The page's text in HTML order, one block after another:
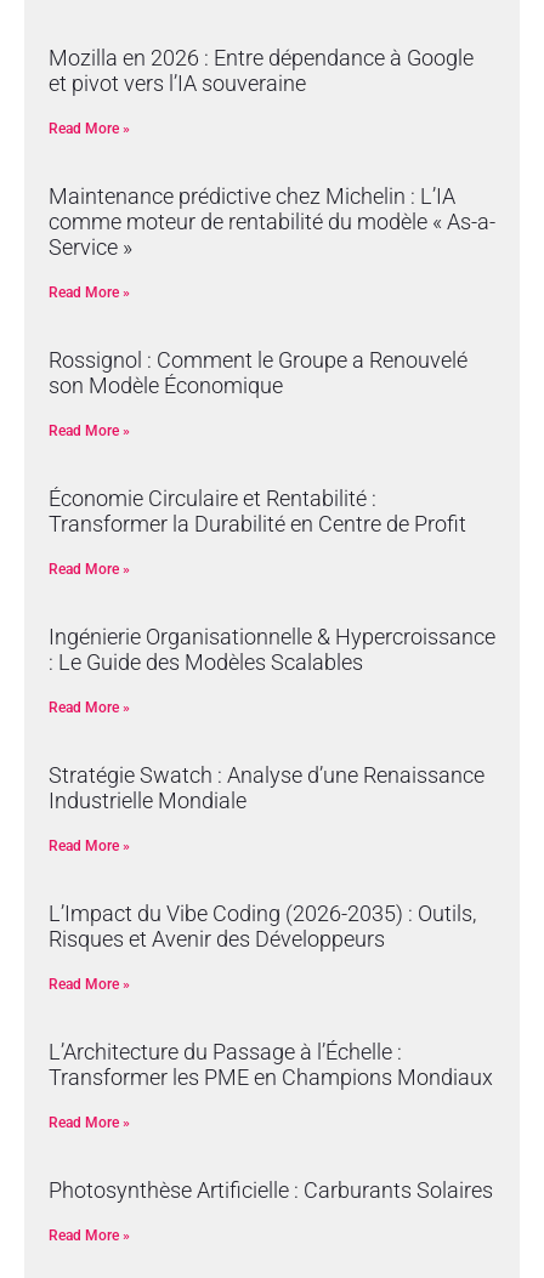
Mozilla en 2026 : Entre dépendance à Google
et pivot vers l’IA souveraine
Read More »
Maintenance prédictive chez Michelin : L’IA
comme moteur de rentabilité du modèle « As-a-
Service »
Read More »
Rossignol : Comment le Groupe a Renouvelé
son Modèle Économique
Read More »
Économie Circulaire et Rentabilité :
Transformer la Durabilité en Centre de Profit
Read More »
Ingénierie Organisationnelle & Hypercroissance
: Le Guide des Modèles Scalables
Read More »
Stratégie Swatch : Analyse d’une Renaissance
Industrielle Mondiale
Read More »
L’Impact du Vibe Coding (2026-2035) : Outils,
Risques et Avenir des Développeurs
Read More »
L’Architecture du Passage à l’Échelle :
Transformer les PME en Champions Mondiaux
Read More »
Photosynthèse Artificielle : Carburants Solaires
Read More »